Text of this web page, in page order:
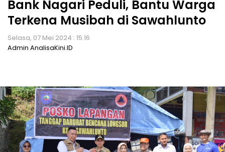
Bank Nagari Peduli, Bantu Warga
Terkena Musibah di Sawahlunto
Selasa, 07 Mei 2024 : 15.16
Admin AnalisaKini.ID